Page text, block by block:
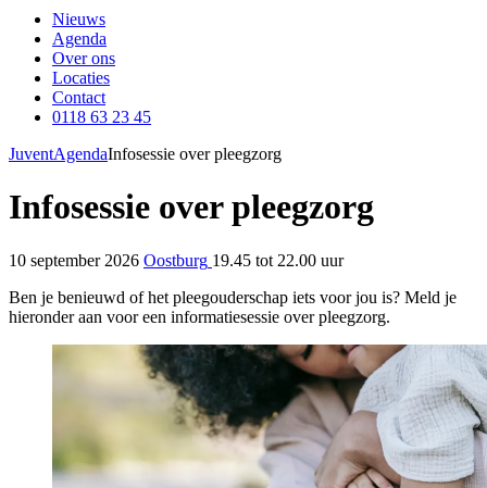
Nieuws
Agenda
Over ons
Locaties
Contact
0118 63 23 45
JuventAgendaInfosessie over pleegzorg
Infosessie over pleegzorg
10 september 2026 Oostburg 19.45 tot 22.00 uur
Ben je benieuwd of het pleegouderschap iets voor jou is? Meld je
hieronder aan voor een informatiesessie over pleegzorg.